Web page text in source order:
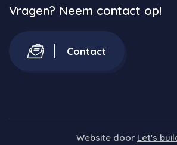
Vragen? Neem contact op!
Contact
Website door Let's